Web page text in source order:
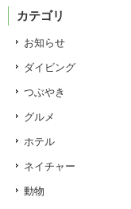
カテゴリ
お知らせ
ダイビング
つぶやき
グルメ
ホテル
ネイチャー
動物